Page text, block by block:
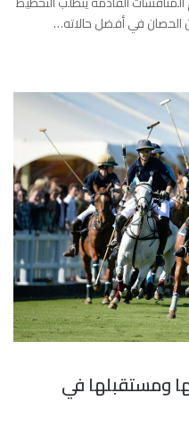
الحصان في أفضل حالاته…
ومستقبلها في